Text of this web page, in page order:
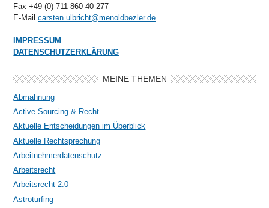
Fax +49 (0) 711 860 40 277
E-Mailcarsten.ulbricht@menoldbezler.de
IMPRESSUM
DATENSCHUTZERKLÄRUNG
MEINE THEMEN
Abmahnung
Active Sourcing & Recht
Aktuelle Entscheidungen im Überblick
Aktuelle Rechtsprechung
Arbeitnehmerdatenschutz
Arbeitsrecht
Arbeitsrecht 2.0
Astroturfing